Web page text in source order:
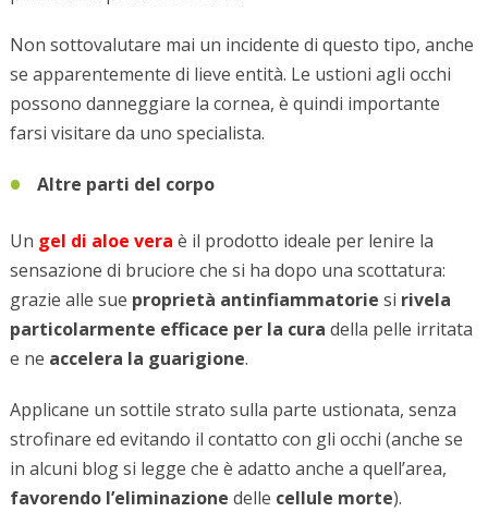
Non sottovalutare mai un incidente di questo tipo, anche
se apparentemente di lieve entità. Le ustioni agli occhi
possono danneggiare la cornea, è quindi importante
farsi visitare da uno specialista.
Altre parti del corpo
Un gel di aloe vera è il prodotto ideale per lenire la
sensazione di bruciore che si ha dopo una scottatura:
grazie alle sue proprietà antinfiammatorie si rivela
particolarmente efficace per la cura della pelle irritata
e ne accelera la guarigione.
Applicane un sottile strato sulla parte ustionata, senza
strofinare ed evitando il contatto con gli occhi (anche se
in alcuni blog si legge che è adatto anche a quell’area,
favorendo l’eliminazione delle cellule morte).